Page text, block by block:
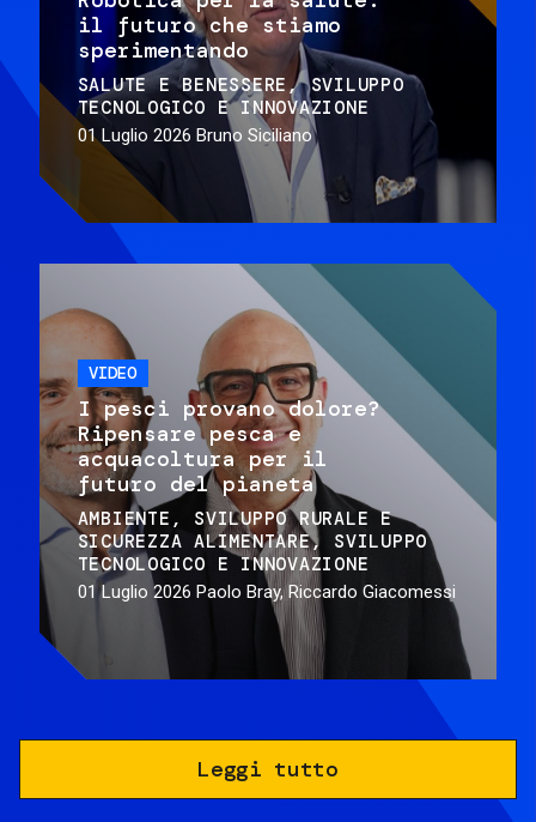
il futuro che stiamo
sperimentando
SALUTE E BENESSERE
SVILUPPO
TECNOLOGICO E INNOVAZIONE
01 Luglio 2026 Bruno Siciliano
VIDEO
I pesci provano dolore?
Ripensare pesca e
acquacoltura per il
futuro del pianeta
AMBIENTE
SVILUPPO RURALE E
SICUREZZA ALIMENTARE
SVILUPPO
TECNOLOGICO E INNOVAZIONE
01 Luglio 2026 Paolo Bray, Riccardo Giacomessi
Leggi tutto